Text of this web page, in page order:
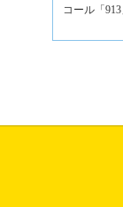
コール「